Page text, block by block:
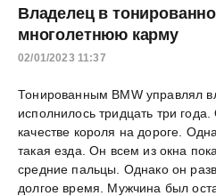
Владелец в
многолетнюю карму
02/01/2023 11:37
Тонированным BMW управлял
исполнилось тридцать три
качестве короля на дороге.
такая езда. Он всем из окна
средние пальцы. Однако он
долгое время. Мужчина был